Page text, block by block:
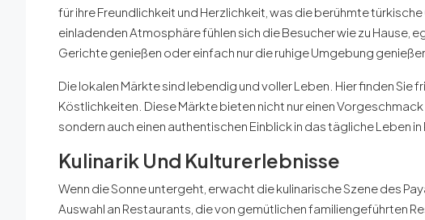
für ihre Freundlichkeit und Herzlichkeit, was die berühmte
einladenden Atmosphäre fühlen sich die Besucher wie zu Hause,
Gerichte genießen oder einfach nur die ruhige Umgebung
Die lokalen Märkte sind lebendig und voller Leben. Hier finden
Köstlichkeiten. Diese Märkte bieten nicht nur einen
sondern auch einen authentischen Einblick in das tägliche Leben in
Kulinarik Und Kulturerlebnisse
Wenn die Sonne untergeht, erwacht die kulinarische Szene des
Auswahl an Restaurants, die von gemütlichen familiengeführten